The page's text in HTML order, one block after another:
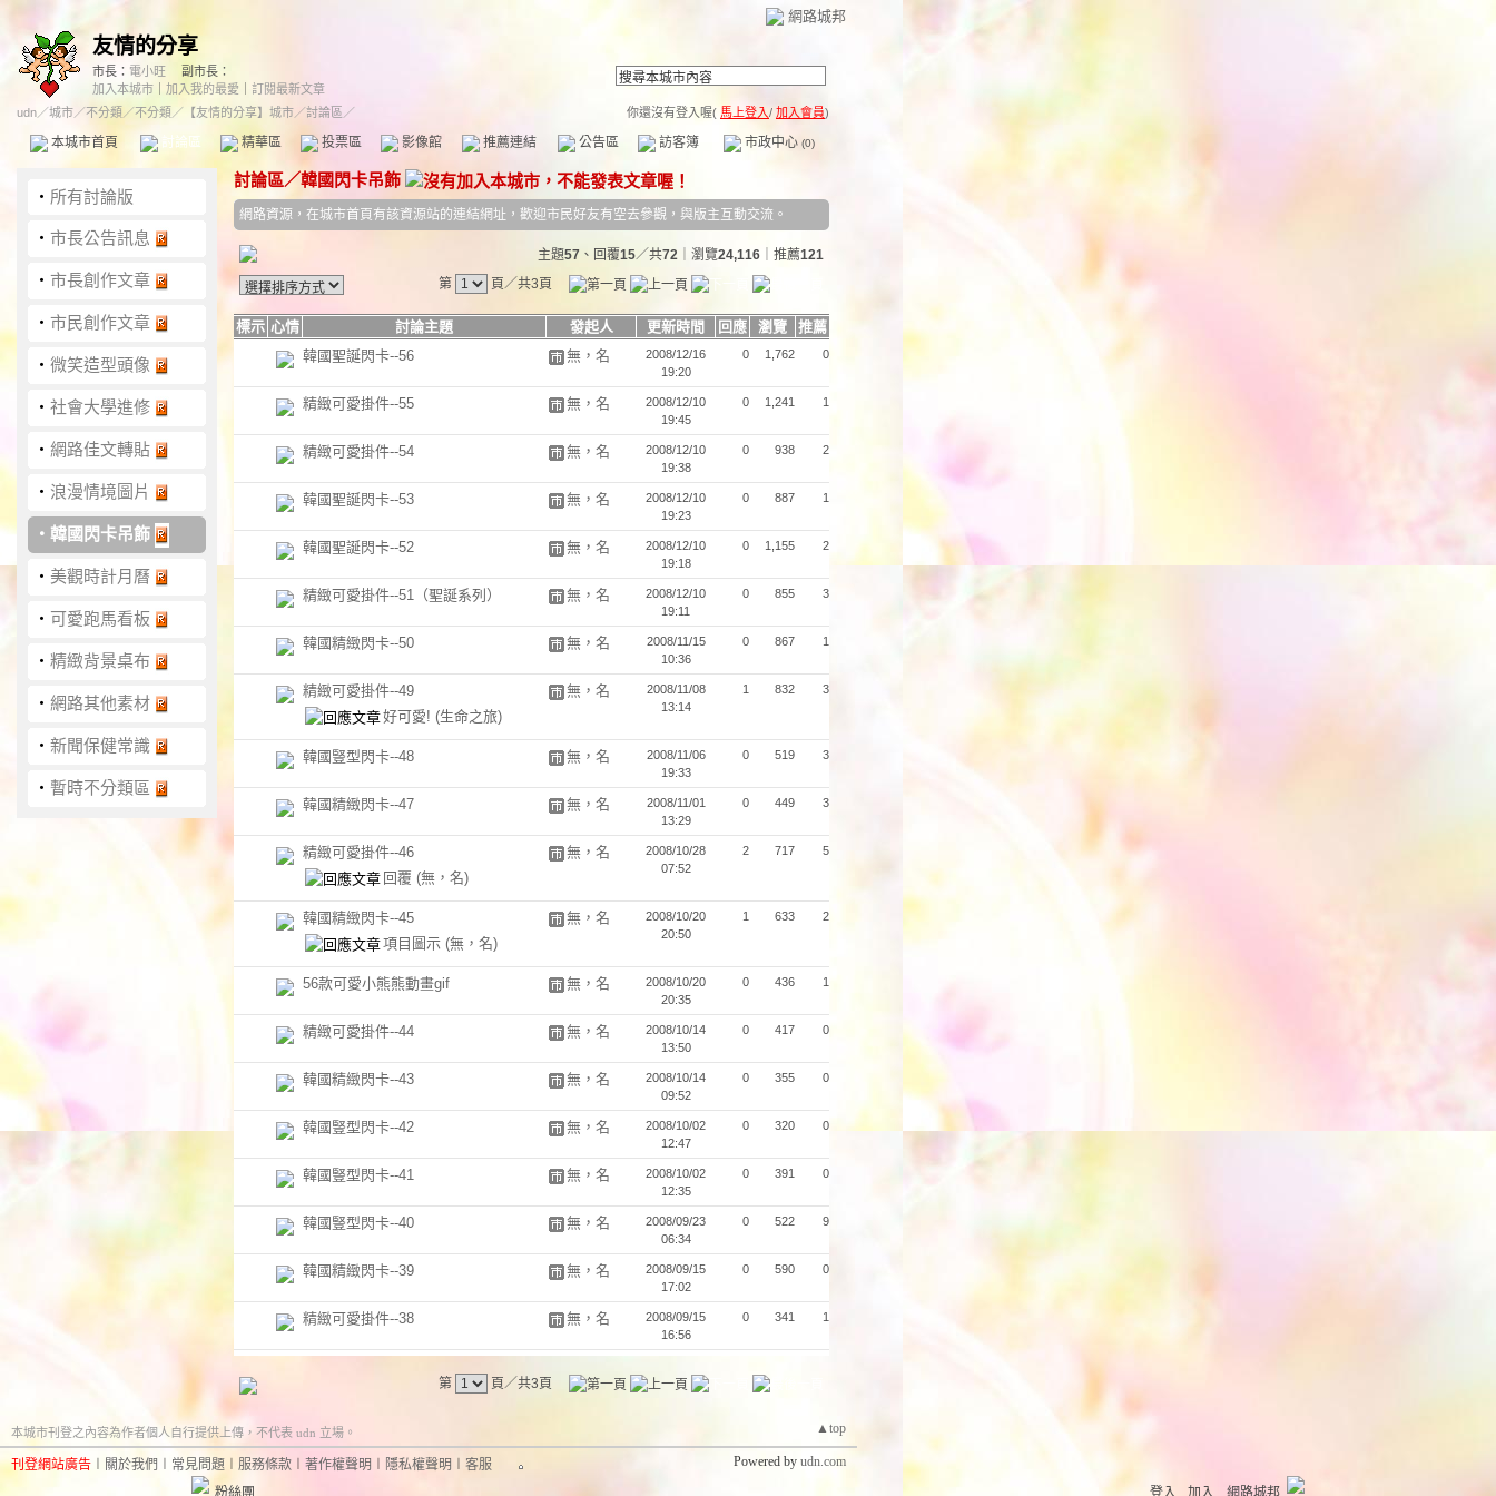
網路城邦
友情的分享
市長： 電小旺
副市長：
加入本城市
加入我的最愛
訂閱最新文章
udn／城市／不分類 ／不分類 ／ 【友情的分享】城市／討論區／ 你還沒有登入喔( 馬上登入/ 加入會員)
本城市首頁 討論區 精華區 投票區 影像館 推薦連結 公告區 訪客簿 市政中心 (0)
‧ 所有討論版
‧ 市長公告訊息
‧ 市長創作文章
‧ 市民創作文章
‧ 微笑造型頭像
‧ 社會大學進修
‧ 網路佳文轉貼
‧ 浪漫情境圖片
‧ 韓國閃卡吊飾
‧ 美觀時計月曆
‧ 可愛跑馬看板
‧ 精緻背景桌布
‧ 網路其他素材
‧ 新聞保健常識
‧ 暫時不分類區
討論區／韓國閃卡吊飾
網路資源，在城市首頁有該資源站的連結網址，歡迎市民好友有空去參觀，與版主互動交流。
主題57 、回覆15／共72 ｜瀏覽24,116 ｜推薦121
第
頁／共3頁
標示 心情 討論主題 發起人 更新時間 回應 瀏覽
推薦
韓國聖誕閃卡--56
無，名
2008/12/16
19:20
0 1,762 0
精緻可愛掛件--55 無，名
2008/12/10
19:45
0 1,241 1
精緻可愛掛件--54 無，名
2008/12/10
19:38
0 938 2
韓國聖誕閃卡--53 無，名
2008/12/10
19:23
0 887 1
韓國聖誕閃卡--52 無，名
2008/12/10
19:18
0 1,155 2
精緻可愛掛件--51（聖誕系列） 無，名
2008/12/10
19:11
0 855 3
韓國精緻閃卡--50 無，名
2008/11/15
10:36
0 867 1
精緻可愛掛件--49
好可愛! (生命之旅)
無，名
2008/11/08
13:14
1 832 3
韓國豎型閃卡--48 無，名
2008/11/06
19:33
0 519 3
韓國精緻閃卡--47 無，名
2008/11/01
13:29
0 449 3
精緻可愛掛件--46
回覆 (無，名)
無，名
2008/10/28
07:52
2 717 5
韓國精緻閃卡--45
項目圖示 (無，名)
無，名
2008/10/20
20:50
1 633 2
56款可愛小熊熊動畫gif 無，名
2008/10/20
20:35
0 436 1
精緻可愛掛件--44 無，名
2008/10/14
13:50
0 417 0
韓國精緻閃卡--43 無，名
2008/10/14
09:52
0 355 0
韓國豎型閃卡--42 無，名
2008/10/02
12:47
0 320 0
韓國豎型閃卡--41 無，名
2008/10/02
12:35
0 391 0
韓國豎型閃卡--40 無，名
2008/09/23
06:34
0 522 9
韓國精緻閃卡--39 無，名
2008/09/15
17:02
0 590 0
精緻可愛掛件--38 無，名
2008/09/15
16:56
0 341 1
第 頁／共3頁
▲top
本城市刊登之內容為作者個人自行提供上傳，不代表 udn 立場。
刊登網站廣告 關於我們 常見問題 服務條款 著作權聲明 隱私權聲明 客服 Powered by udn.com
粉絲團
登入 加入 網路城邦